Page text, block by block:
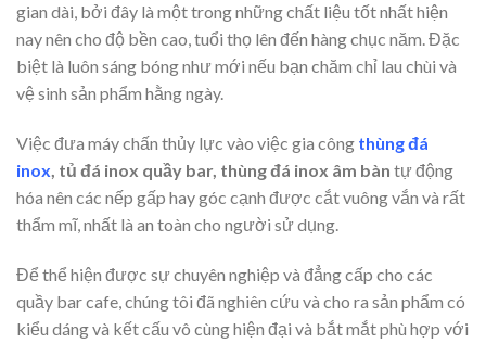
gian dài, bởi đây là một trong những chất liệu tốt nhất hiện
nay nên cho độ bền cao, tuổi thọ lên đến hàng chục năm. Đặc
biệt là luôn sáng bóng như mới nếu bạn chăm chỉ lau chùi và
vệ sinh sản phẩm hằng ngày.
Việc đưa máy chấn thủy lực vào việc gia công thùng đá
inox, tủ đá inox quầy bar, thùng đá inox âm bàn tự động
hóa nên các nếp gấp hay góc cạnh được cắt vuông vắn và rất
thẩm mĩ, nhất là an toàn cho người sử dụng.
Để thể hiện được sự chuyên nghiệp và đẳng cấp cho các
quầy bar cafe, chúng tôi đã nghiên cứu và cho ra sản phẩm có
kiểu dáng và kết cấu vô cùng hiện đại và bắt mắt phù hợp với